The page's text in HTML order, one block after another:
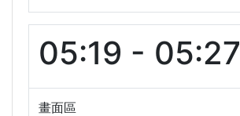
05:19 - 05:27
畫面區